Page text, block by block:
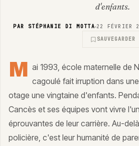
d'enfants.
PAR STÉPHANIE DI MOTTA 22 FÉVRIER
SAUVEGARDER
M ai 1993, école maternelle de
cagoulé fait irruption dans
otage une vingtaine d'enfants.
Cancès et ses équipes vont vivre
éprouvantes de leur carrière. Au-
policière, c'est leur humanité de